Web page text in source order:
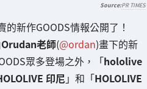
PR TIMES
的新作GOODS情報公開了！
Orudan老師(@ordan)畫下的新
眾多登場之外，「hololive
印尼 」和「HOLOLIVE